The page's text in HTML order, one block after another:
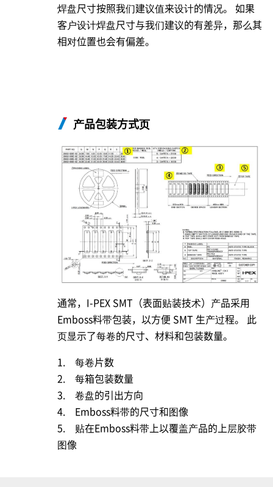
焊盘尺寸按照我们建议值来设计的情况。 如果
客户设计焊盘尺寸与我们建议的有差异，那么其
相对位置也会有偏差。
产品包装方式页
通常， I-PEX SMT（表面贴装技术）产品采用
Emboss料带包装，以方便 SMT 生产过程。 此
页显示了每卷的尺寸、材料和包装数量。
1. 每卷片数
2. 每箱包装数量
3. 卷盘的引出方向
4. Emboss料带的尺寸和图像
5. 贴在Emboss料带上以覆盖产品的上层胶带
图像